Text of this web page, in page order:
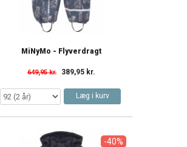
MiNyMo - Flyverdragt
649,95 kr. 389,95 kr.
Læg i kurv
-40%